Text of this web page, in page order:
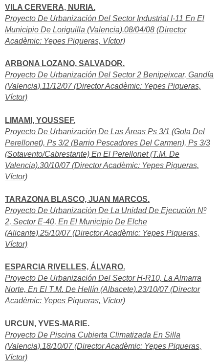
VILA CERVERA, NURIA.
Proyecto De Urbanización Del Sector Industrial I-11 En El
Municipio De Loriguilla (Valencia).08/04/08 (Director
Acadèmic: Yepes Piqueras, Víctor)
ARBONA LOZANO, SALVADOR.
Proyecto De Urbanización Del Sector 2 Benipeixcar, Gandía
(Valencia).11/12/07 (Director Acadèmic: Yepes Piqueras,
Víctor)
LIMAMI, YOUSSEF.
Proyecto De Urbanización De Las Áreas Ps 3/1 (Gola Del
Perellonet), Ps 3/2 (Barrio Pescadores Del Carmen), Ps 3/3
(Sotavento/Cabrestante) En El Perellonet (T.M. De
Valencia).30/10/07 (Director Acadèmic: Yepes Piqueras,
Víctor)
TARAZONA BLASCO, JUAN MARCOS.
Proyecto De Urbanización De La Unidad De Ejecución Nº
2, Sector E-40, En El Municipio De Elche
(Alicante).25/10/07 (Director Acadèmic: Yepes Piqueras,
Víctor)
ESPARCIA RIVELLES, ÁLVARO.
Proyecto De Urbanización Del Sector H-R10, La Almarra
Norte, En El T.M. De Hellín (Albacete).23/10/07 (Director
Acadèmic: Yepes Piqueras, Víctor)
URCUN, YVES-MARIE.
Proyecto De Piscina Cubierta Climatizada En Silla
(Valencia).18/10/07 (Director Acadèmic: Yepes Piqueras,
Víctor)